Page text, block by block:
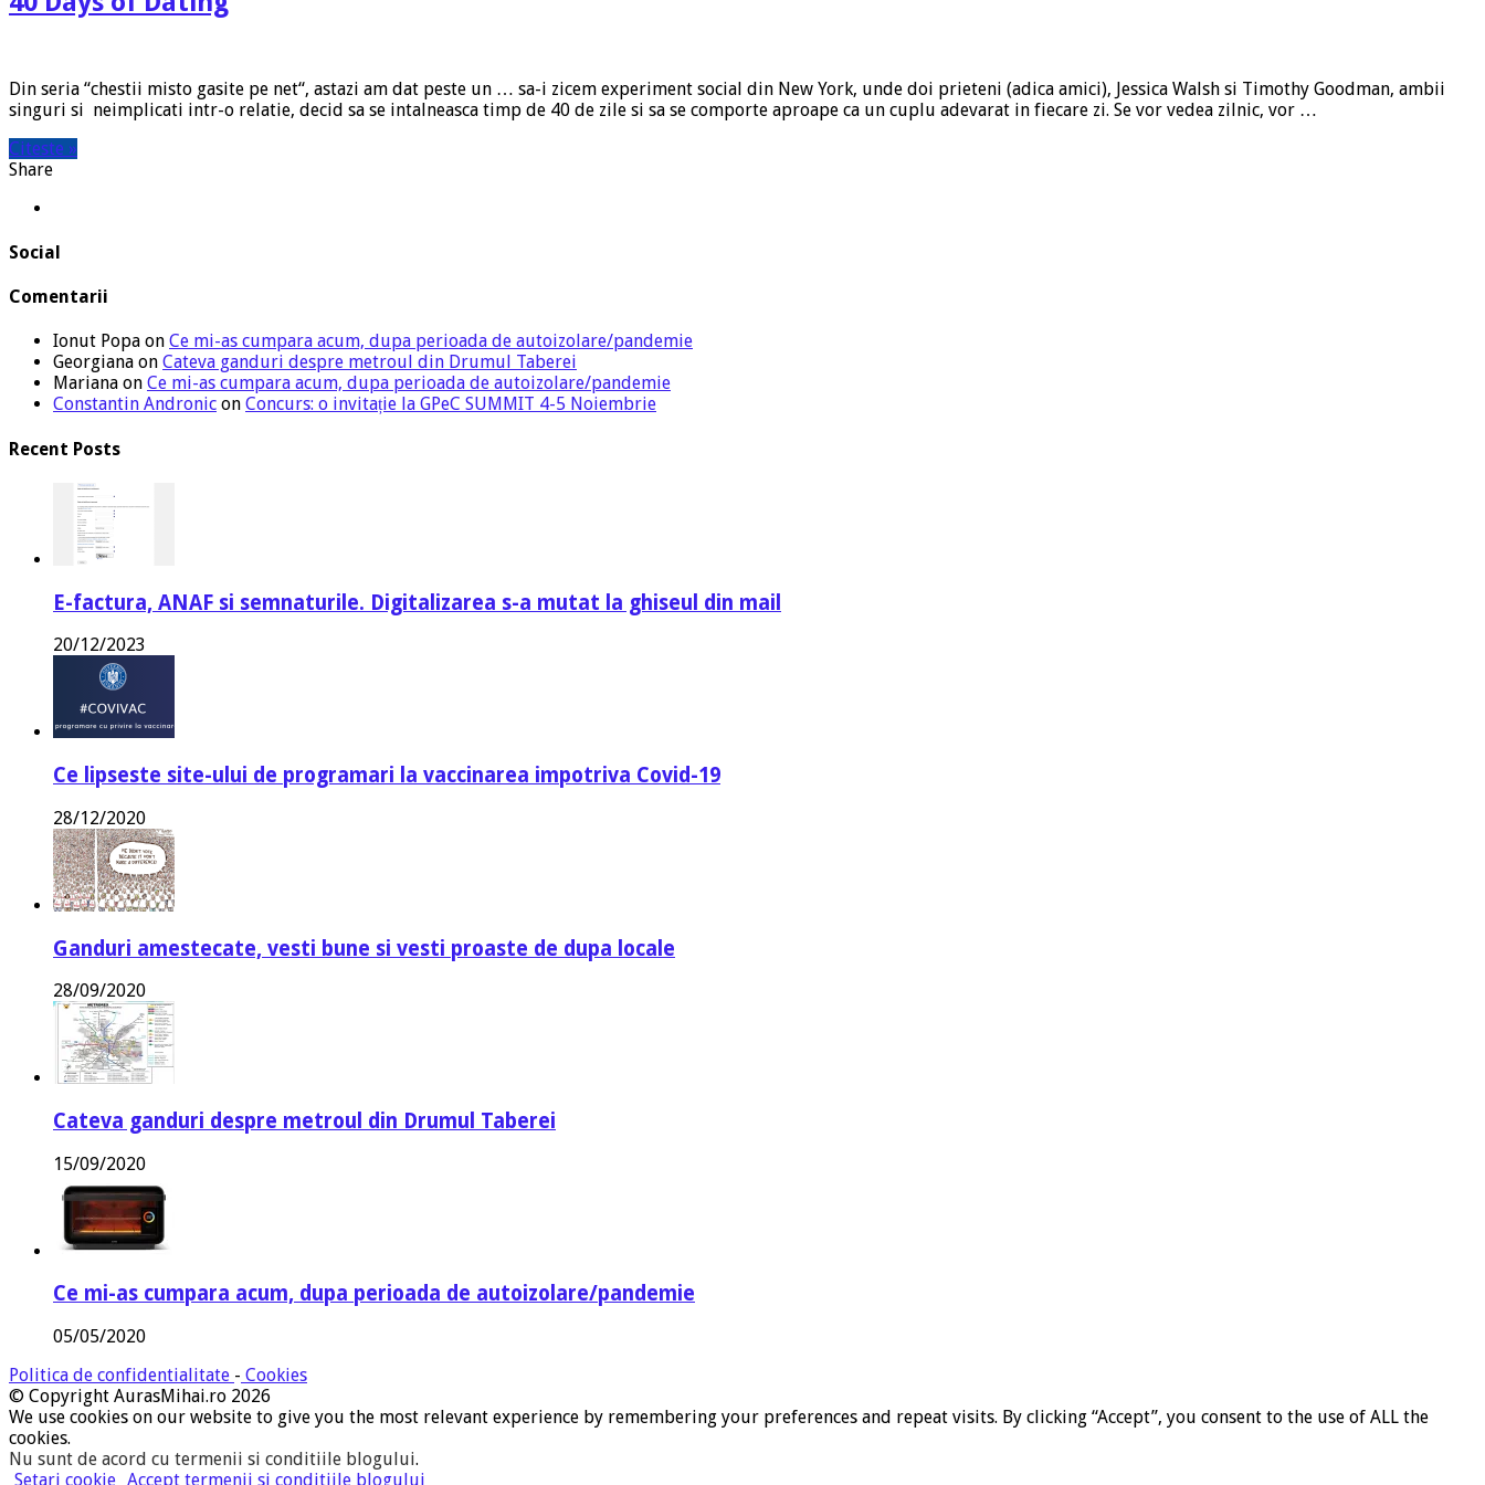
Din seria “chestii misto gasite pe net“, astazi am dat peste un … sa-i zicem experiment social din New York, unde doi prieteni (adica amici), Jessica Walsh si Timothy Goodman, ambii
singuri si neimplicati intr-o relatie, decid sa se intalneasca timp de 40 de zile si sa se comporte aproape ca un cuplu adevarat in fiecare zi. Se vor vedea zilnic, vor …
Citeste »
Share
Social
Comentarii
Ionut Popa on Ce mi-as cumpara acum, dupa perioada de autoizolare/pandemie
Georgiana on Cateva ganduri despre metroul din Drumul Taberei
Mariana on Ce mi-as cumpara acum, dupa perioada de autoizolare/pandemie
Constantin Andronic on Concurs: o invitație la GPeC SUMMIT 4-5 Noiembrie
Recent Posts
E-factura, ANAF si semnaturile. Digitalizarea s-a mutat la ghiseul din mail
20/12/2023
Ce lipseste site-ului de programari la vaccinarea impotriva Covid-19
28/12/2020
Ganduri amestecate, vesti bune si vesti proaste de dupa locale
28/09/2020
Cateva ganduri despre metroul din Drumul Taberei
15/09/2020
Ce mi-as cumpara acum, dupa perioada de autoizolare/pandemie
05/05/2020
Politica de confidentialitate - Cookies
© Copyright AurasMihai.ro 2026
We use cookies on our website to give you the most relevant experience by remembering your preferences and repeat visits. By clicking “Accept”, you consent to the use of ALL the
cookies.
Nu sunt de acord cu termenii si conditiile blogului.
Setari cookie Accept termenii si conditiile blogului